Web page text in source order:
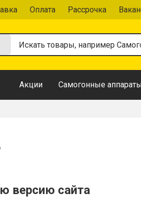
Оплата Рассрочка
Акции Самогонные
версию сайта